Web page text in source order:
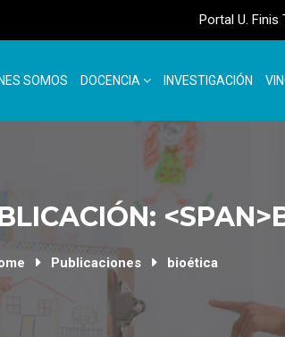
Portal U. Finis
SOMOS DOCENCIA INVESTIGACIÓN
Publicaciones bioética